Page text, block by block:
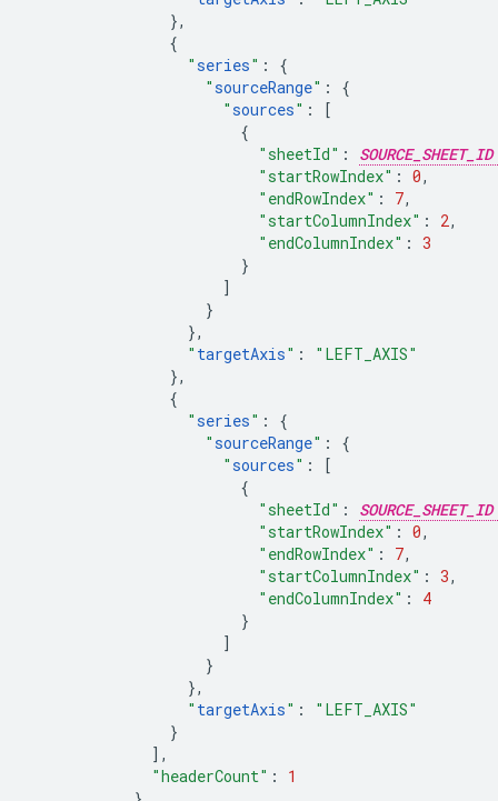
},
{
"series" :
{
"sourceRange" :
{
"sources" :
[
{
"sheetId" :
SOURCE_SHEET_ID
"startRowIndex" : 0,
"endRowIndex" : 7,
"startColumnIndex" : 2,
"endColumnIndex" : 3
}
]
}
},
" targetAxis" :
"LEFT_AXIS"
},
{
"series" :
{
"sourceRange" :
{
"sources" :
[
{
"sheetId" :
SOURCE_SHEET_ID
"startRowIndex" : 0,
"endRowIndex" : 7,
"startColumnIndex" : 3,
"endColumnIndex" :
4
}
]
}
},
" targetAxis" :
"LEFT_AXIS"
}
],
"headerCount" :
1